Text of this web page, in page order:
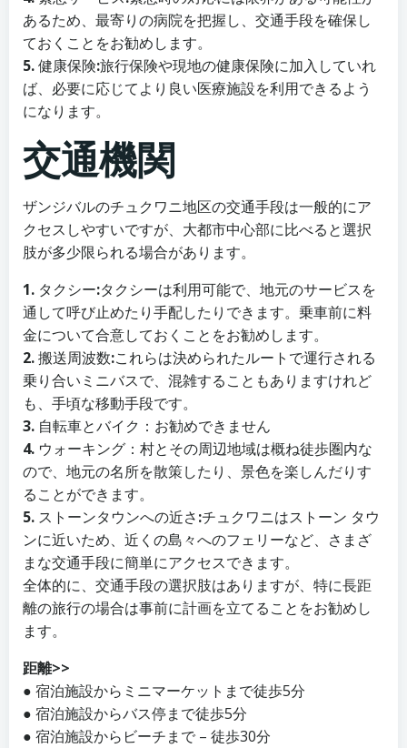
あるため、最寄りの病院を把握し、交通手段を確保し
ておくことをお勧めします。
5.健康保険:旅行保険や現地の健康保険に加入していれ
ば、必要に応じてより良い医療施設を利用できるよう
になります。
交通機関
ザンジバルのチュクワニ地区の交通手段は一般的にア
クセスしやすいですが、大都市中心部に比べると選択
肢が多少限られる場合があります。
1. タクシー:タクシーは利用可能で、地元のサービスを
通して呼び止めたり手配したりできます。乗車前に料
金について合意しておくことをお勧めします。
2.搬送周波数:これらは決められたルートで運行される
乗り合いミニバスで、混雑することもありますけれど
も、手頃な移動手段です。
3. 自転車とバイク：お勧めできません
4. ウォーキング：村とその周辺地域は概ね徒歩圏内な
ので、地元の名所を散策したり、景色を楽しんだりす
ることができます。
5. ストーンタウンへの近さ:チュクワニはストーン タウ
ンに近いため、近くの島々へのフェリーなど、さまざ
まな交通手段に簡単にアクセスできます。
全体的に、交通手段の選択肢はありますが、特に長距
離の旅行の場合は事前に計画を立てることをお勧めし
ます。
距離>>
● 宿泊施設からミニマーケットまで徒歩5分
● 宿泊施設からバス停まで徒歩5分
● 宿泊施設からビーチまで – 徒歩30分